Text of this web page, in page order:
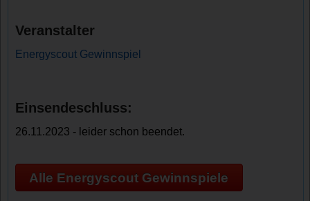
Veranstalter
Energyscout Gewinnspiel
Einsendeschluss:
26.11.2023 - leider schon beendet.
Alle Energyscout Gewinnspiele